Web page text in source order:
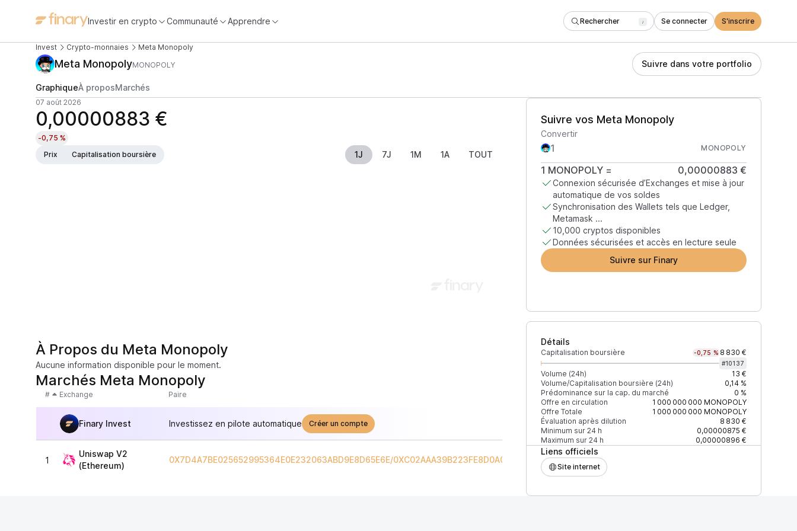
Investir en crypto Communauté Apprendre Rechercher / Se connecter S'inscrire
Invest Crypto-monnaies Meta Monopoly
Meta MonopolyMONOPOLY Suivre dans votre portfolio
GraphiqueÀ proposMarchés
07 août 2026
0,00000883 €
-0,75 %
Prix
Capitalisation boursière 1J 7J 1M 1A TOUT
Suivre vos Meta Monopoly
Convertir
MONOPOLY
1 MONOPOLY= 0,00000883 €
Connexion sécurisée d’Exchanges et mise à jour
automatique de vos soldes
Synchronisation des Wallets tels que Ledger,
Metamask ...
10,000 cryptos disponibles
Données sécurisées et accès en lecture seule
Suivre sur Finary
Détails
Capitalisation boursière -0,75 % 8 830 €
#10137
Volume (24h)
13 €
Volume/Capitalisation boursière (24h)
0,14 %
Prédominance sur la cap. du marché
0 %
Offre en circulation
1 000 000 000 MONOPOLY
Offre Totale
1 000 000 000 MONOPOLY
Évaluation après dilution
8 830 €
Minimum sur 24 h
0,00000875 €
Maximum sur 24 h
0,00000896 €
Liens officiels
Site internet
À Propos du Meta Monopoly
Aucune information disponible pour le moment.
Marchés Meta Monopoly
# Exchange Paire +2% depth
Finary Invest Investissez en pilote automatique Créer un compte
1
Uniswap V2
(Ethereum)
0X7D4A7BE025652995364E0E232063ABD9E8D65E6E/0XC02AAA39B223FE8D0A0E5C4F27EAD9083C756CC2